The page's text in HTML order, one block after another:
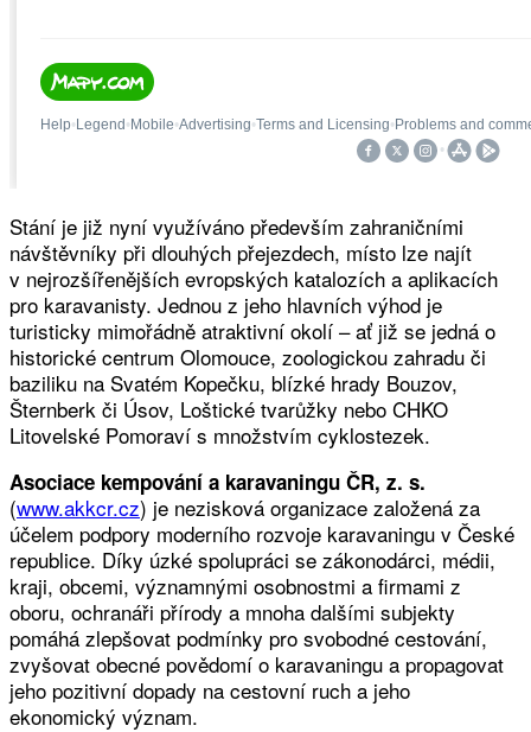
Stání je již nyní využíváno především zahraničními
návštěvníky při dlouhých přejezdech, místo lze najít
v nejrozšířenějších evropských katalozích a aplikacích
pro karavanisty. Jednou z jeho hlavních výhod je
turisticky mimořádně atraktivní okolí – ať již se jedná o
historické centrum Olomouce, zoologickou zahradu či
baziliku na Svatém Kopečku, blízké hrady Bouzov,
Šternberk či Úsov, Loštické tvarůžky nebo CHKO
Litovelské Pomoraví s množstvím cyklostezek.
Asociace kempování a karavaningu ČR, z. s.
(www.akkcr.cz) je nezisková organizace založená za
účelem podpory moderního rozvoje karavaningu v České
republice. Díky úzké spolupráci se zákonodárci, médii,
kraji, obcemi, významnými osobnostmi a firmami z
oboru, ochranáři přírody a mnoha dalšími subjekty
pomáhá zlepšovat podmínky pro svobodné cestování,
zvyšovat obecné povědomí o karavaningu a propagovat
jeho pozitivní dopady na cestovní ruch a jeho
ekonomický význam.